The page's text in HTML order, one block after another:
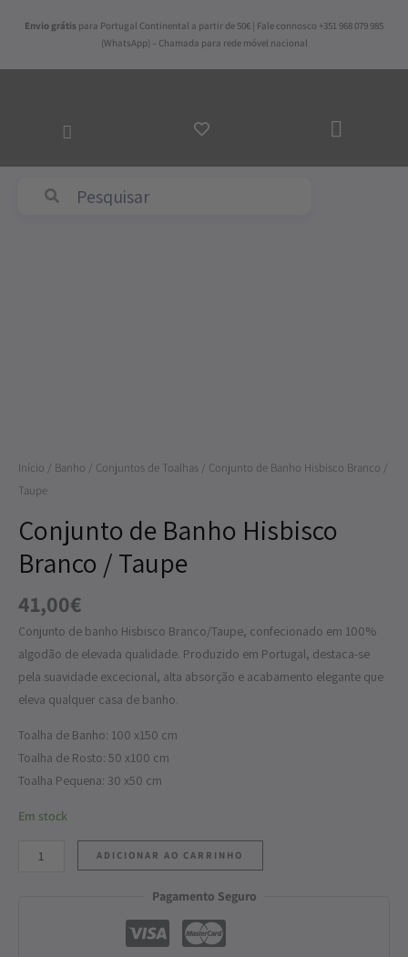
Envio grátis para Portugal Continental a partir de 50€ | Fale connosco +351 968 079 985
(WhatsApp) – Chamada para rede móvel nacional
AO
Início / Banho / Conjuntos de Toalhas / Conjunto de Banho Hisbisco Branco /
Taupe
Conjunto de Banho Hisbisco
Branco / Taupe
41,00€
Conjunto de banho Hisbisco Branco/Taupe, confecionado em 100%
algodão de elevada qualidade. Produzido em Portugal, destaca-se
pela suavidade excecional, alta absorção e acabamento elegante que
eleva qualquer casa de banho.
Toalha de Banho: 100 x150 cm
Toalha de Rosto: 50 x100 cm
Toalha Pequena: 30 x50 cm
Em stock
/
Taupe
ADICIONAR AO CARRINHO
Pagamento Seguro